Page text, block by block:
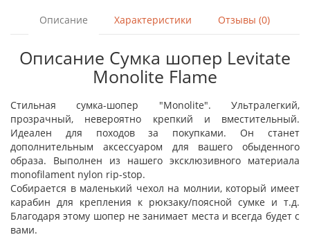
Описание Характеристики Отзывы (0)
Описание Сумка шопер Levitate
Monolite Flame
Стильная сумка-шопер "Monolite". Ультралегкий,
прозрачный, невероятно крепкий и вместительный.
Идеален для походов за покупками. Он станет
дополнительным аксессуаром для вашего обыденного
образа. Выполнен из нашего эксклюзивного материала
monofilament nylon rip-stop.
Собирается в маленький чехол на молнии, который имеет
карабин для крепления к рюкзаку/поясной сумке и т.д.
Благодаря этому шопер не занимает места и всегда будет с
вами.